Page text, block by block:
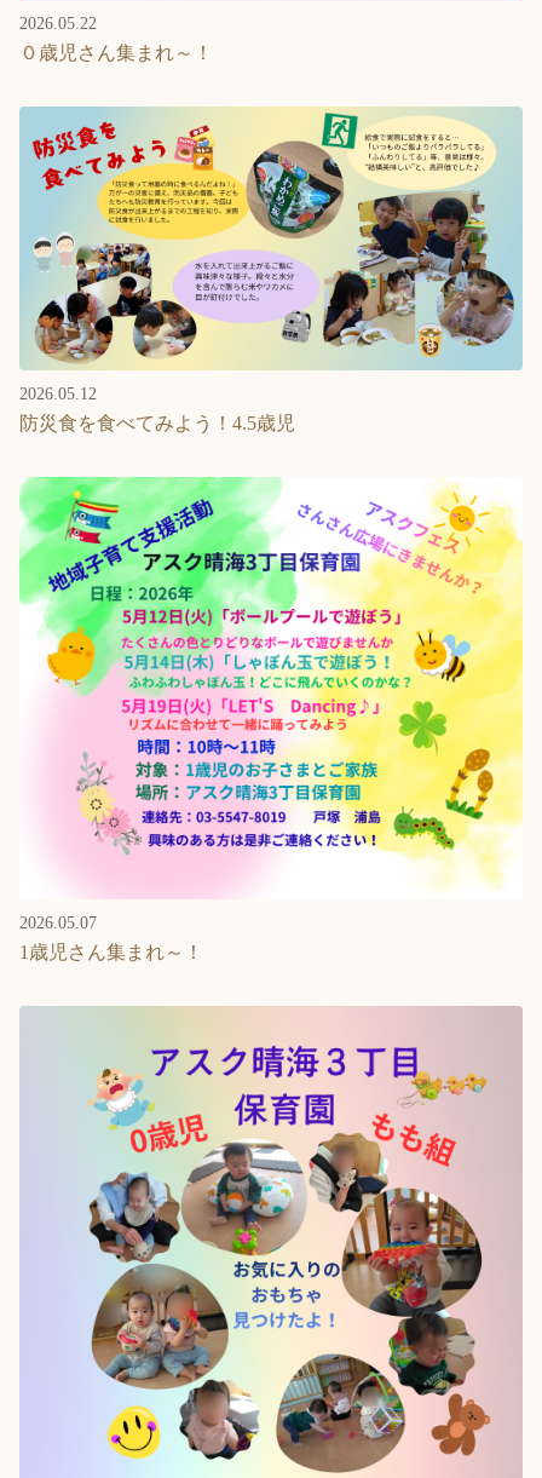
2026.05.22
０歳児さん集まれ～！
2026.05.12
防災食を食べてみよう！4.5歳児
2026.05.07
1歳児さん集まれ～！